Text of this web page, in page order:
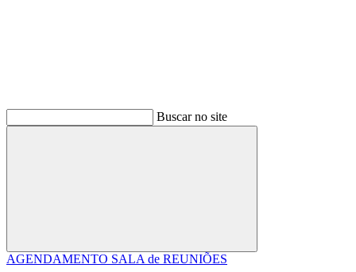
Buscar no site
Buscar
AGENDAMENTO SALA de REUNIÕES